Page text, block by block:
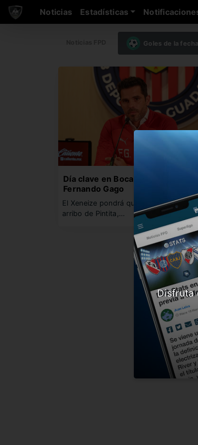
Noticias Estadísticas
Goles de la fecha
Día clave en Boca por la llegada de
Fernando Gago
El Xeneize pondrá quinta a fondo para
arribo de Pintita,…
Disfruta